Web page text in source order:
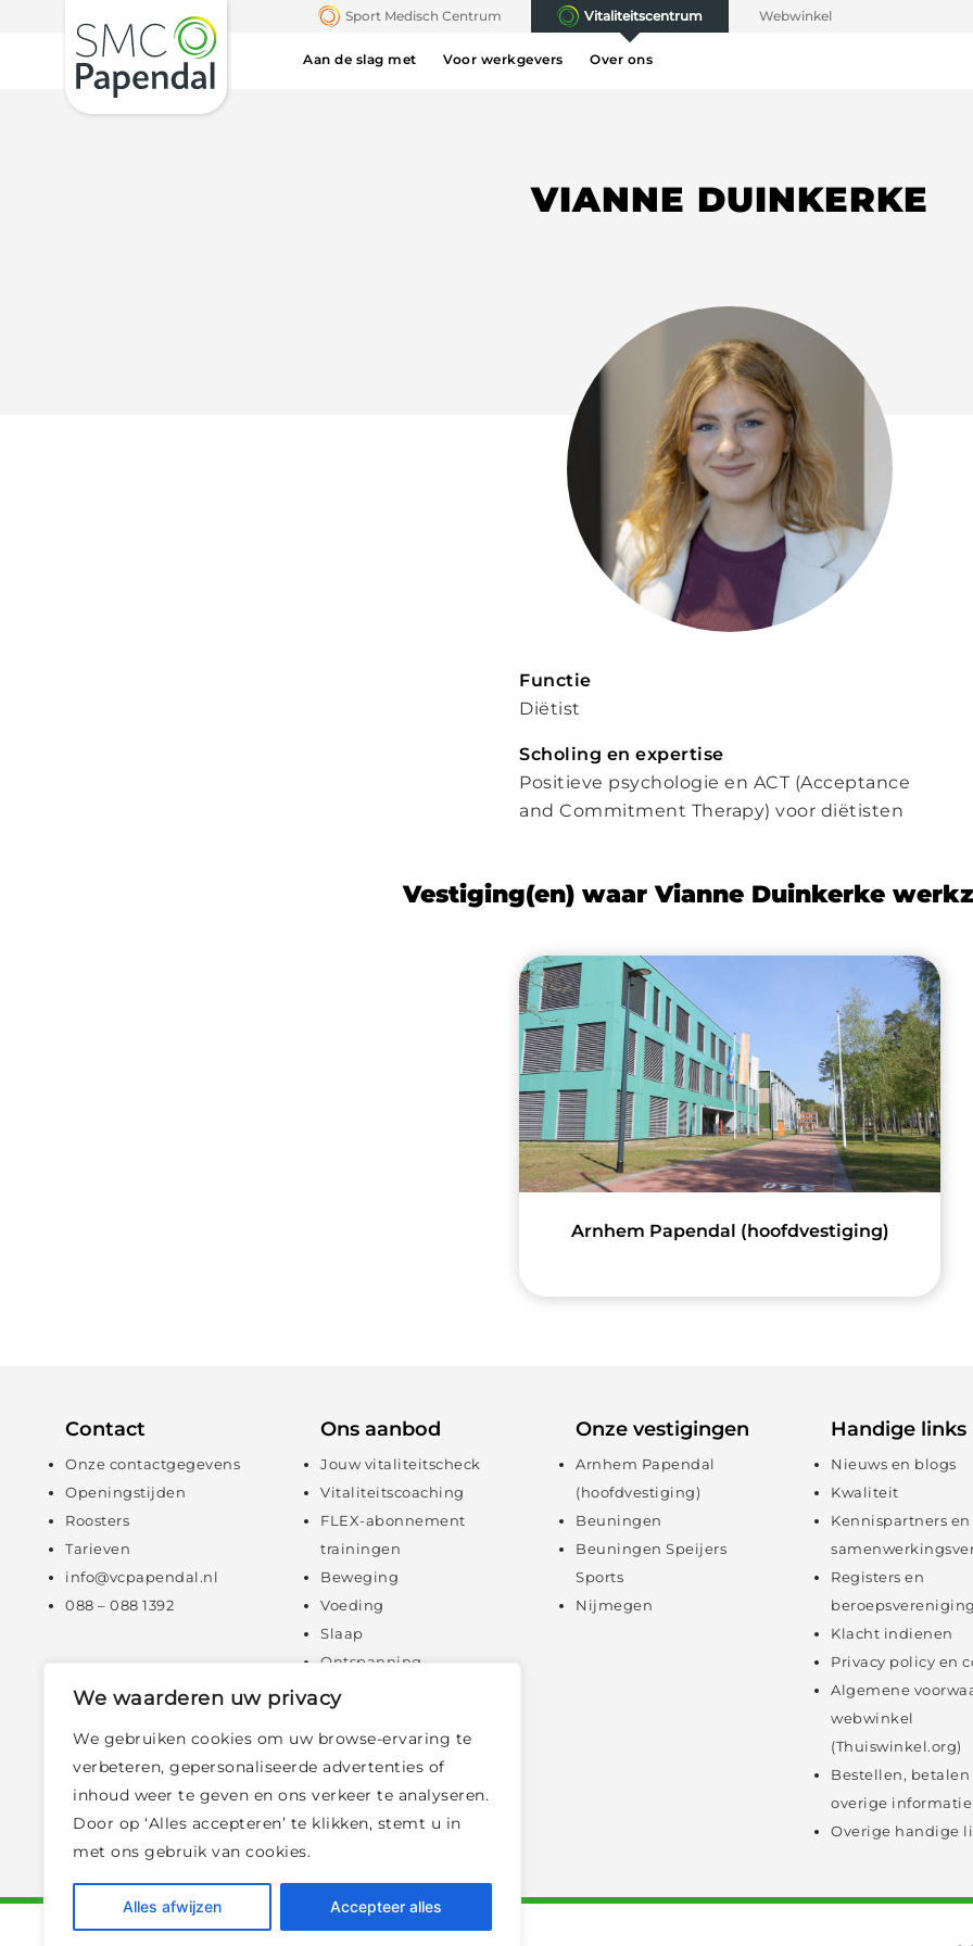
We waarderen uw privacy
We gebruiken cookies om uw browse-ervaring te
verbeteren, gepersonaliseerde advertenties of
inhoud weer te geven en ons verkeer te analyseren.
Door op ‘Alles accepteren’ te klikken, stemt u in
met ons gebruik van cookies.
Alles afwijzen Accepteer alles
Sport Medisch Centrum Vitaliteitscentrum Webwinkel
Aan de slag met Voor werkgevers Over ons
VIANNE DUINKERKE
Functie
Diëtist
Scholing en expertise
Positieve psychologie en ACT (Acceptance
and Commitment Therapy) voor diëtisten
Vestiging(en) waar Vianne Duinkerke
Arnhem Papendal (hoofdvestiging)
Contact
Onze contactgegevens
Openingstijden
Roosters
Tarieven
info@vcpapendal.nl
088 – 088 1392
Ons aanbod
Jouw vitaliteitscheck
Vitaliteitscoaching
FLEX-abonnement
trainingen
Beweging
Voeding
Slaap
Ontspanning
Mentale fitheid
Online consulten
Onze vestigingen
Arnhem Papendal
(hoofdvestiging)
Beuningen
Beuningen Speijers
Sports
Nijmegen
Handige links
Nieuws en blogs
Kwaliteit
Kennispartners en
Registers en
Klacht indienen
Privacy policy en
Algemene
webwinkel
(Thuiswinkel.org)
Bestellen, betalen
overige informatie
Overige handige